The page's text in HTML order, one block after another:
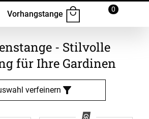
Vorhangstange
0
- Stilvolle
für Ihre Gardinen
verfeinern